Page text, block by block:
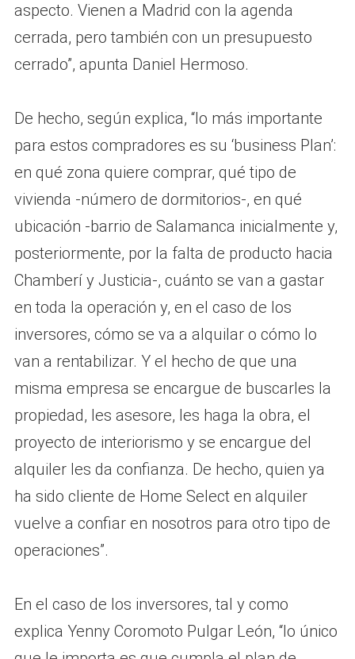
aspecto. Vienen a Madrid con la agenda
cerrada, pero también con un presupuesto
cerrado”, apunta Daniel Hermoso.
De hecho, según explica, “lo más importante
para estos compradores es su ‘business Plan’:
en qué zona quiere comprar, qué tipo de
vivienda -número de dormitorios-, en qué
ubicación -barrio de Salamanca inicialmente y,
posteriormente, por la falta de producto hacia
Chamberí y Justicia-, cuánto se van a gastar
en toda la operación y, en el caso de los
inversores, cómo se va a alquilar o cómo lo
van a rentabilizar. Y el hecho de que una
misma empresa se encargue de buscarles la
propiedad, les asesore, les haga la obra, el
proyecto de interiorismo y se encargue del
alquiler les da confianza. De hecho, quien ya
ha sido cliente de Home Select en alquiler
vuelve a confiar en nosotros para otro tipo de
operaciones”.
En el caso de los inversores, tal y como
explica Yenny Coromoto Pulgar León, “lo único